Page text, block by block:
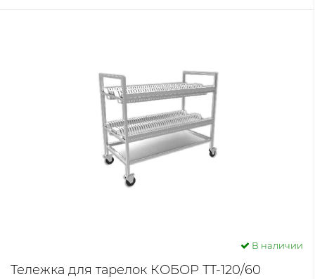
В наличии
Тележка для тарелок КОБОР ТТ-120/60